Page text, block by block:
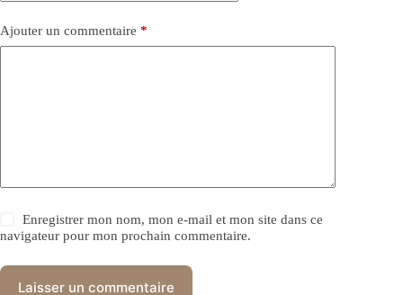
Ajouter un commentaire *
Enregistrer mon nom, mon e-mail et mon site dans ce
navigateur pour mon prochain commentaire.
Laisser un commentaire